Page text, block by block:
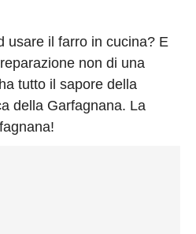
usare il farro in cucina? E
non di una
tutto il sapore della
della Garfagnana. La